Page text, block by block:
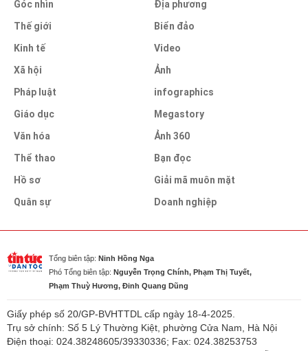
Góc nhìn
Thế giới
Kinh tế
Xã hội
Pháp luật
Giáo dục
Văn hóa
Thể thao
Hồ sơ
Quân sự
Địa phương
Biển đảo
Video
Ảnh
infographics
Megastory
Ảnh 360
Bạn đọc
Giải mã muôn mặt
Doanh nghiệp
Tổng biên tập: Ninh Hồng Nga
Phó Tổng biên tập: Nguyễn Trọng Chính, Phạm Thị Tuyết,
Phạm Thuỳ Hương, Đinh Quang Dũng
Giấy phép số 20/GP-BVHTTDL cấp ngày 18-4-2025.
Trụ sở chính: Số 5 Lý Thường Kiệt, phường Cửa Nam, Hà Nội
Điện thoại: 024.38248605/39330336; Fax: 024.38253753